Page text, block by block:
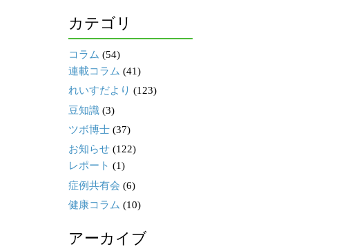
カテゴリ
コラム (54)
連載コラム (41)
れいすだより (123)
豆知識 (3)
ツボ博士 (37)
お知らせ (122)
レポート (1)
症例共有会 (6)
健康コラム (10)
アーカイブ